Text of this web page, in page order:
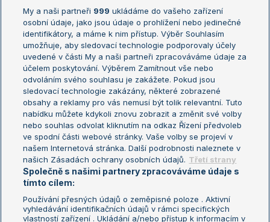
Žebříček ATP (muži)
Žebříček WTA (ženy)
Sázkařský žebříček
Australian Open
French Open
Wimbledon
US Open
Turnaj mistrů
Turnaj mistryň
Aktualní trendy
Fotbalové přestupy
Livesport Daily
LS Prague Open
My a naši partneři 999 ukládáme do vašeho zařízení
osobní údaje, jako jsou údaje o prohlížení nebo jedinečné
identifikátory, a máme k nim přístup. Výběr Souhlasím
umožňuje, aby sledovací technologie podporovaly účely
uvedené v části My a naši partneři zpracováváme údaje za
účelem poskytování. Výběrem Zamítnout vše nebo
odvoláním svého souhlasu je zakážete. Pokud jsou
sledovací technologie zakázány, některé zobrazené
obsahy a reklamy pro vás nemusí být tolik relevantní. Tuto
nabídku můžete kdykoli znovu zobrazit a změnit své volby
nebo souhlas odvolat kliknutím na odkaz Řízení předvoleb
ve spodní části webové stránky. Vaše volby se projeví v
našem Internetová stránka. Další podrobnosti naleznete v
našich Zásadách ochrany osobních údajů. Třetí strany
Společně s našimi partnery zpracováváme údaje s
tímto cílem:
Používání přesných údajů o zeměpisné poloze . Aktivní
vyhledávání identifikačních údajů v rámci specifických
vlastností zařízení . Ukládání a/nebo přístup k informacím v